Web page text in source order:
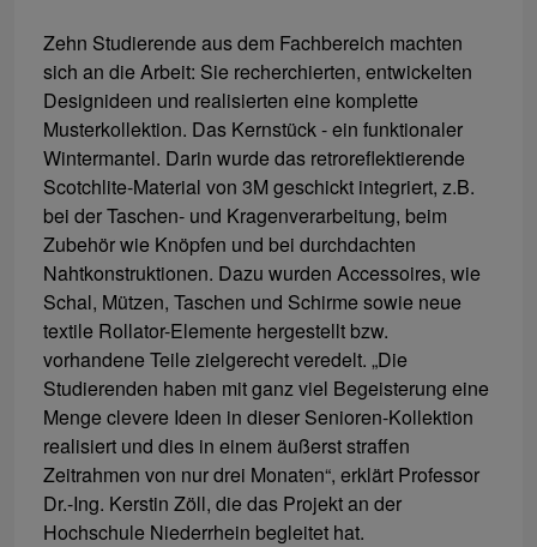
Zehn Studierende aus dem Fachbereich machten
sich an die Arbeit: Sie recherchierten, entwickelten
Designideen und realisierten eine komplette
Musterkollektion. Das Kernstück - ein funktionaler
Wintermantel. Darin wurde das retroreflektierende
Scotchlite-Material von 3M geschickt integriert, z.B.
bei der Taschen- und Kragenverarbeitung, beim
Zubehör wie Knöpfen und bei durchdachten
Nahtkonstruktionen. Dazu wurden Accessoires, wie
Schal, Mützen, Taschen und Schirme sowie neue
textile Rollator-Elemente hergestellt bzw.
vorhandene Teile zielgerecht veredelt. „Die
Studierenden haben mit ganz viel Begeisterung eine
Menge clevere Ideen in dieser Senioren-Kollektion
realisiert und dies in einem äußerst straffen
Zeitrahmen von nur drei Monaten“, erklärt Professor
Dr.-Ing. Kerstin Zöll, die das Projekt an der
Hochschule Niederrhein begleitet hat.